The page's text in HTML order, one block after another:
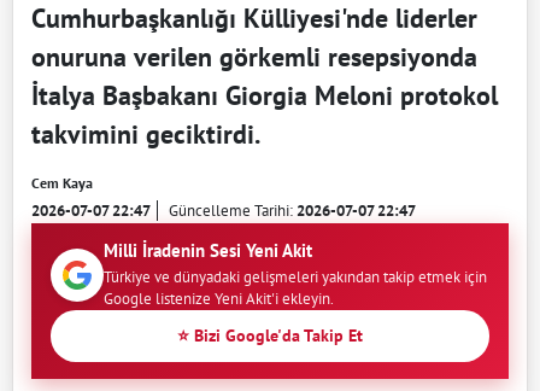
Cumhurbaşkanlığı Külliyesi'nde liderler
onuruna verilen görkemli resepsiyonda
İtalya Başbakanı Giorgia Meloni protokol
takvimini geciktirdi.
Cem Kaya
2026-07-07 22:47 Güncelleme Tarihi:2026-07-07 22:47
Milli İradenin Sesi Yeni Akit
Türkiye ve dünyadaki gelişmeleri yakından takip etmek için
Google listenize Yeni Akit'i ekleyin.
⭐ Bizi Google'da Takip Et